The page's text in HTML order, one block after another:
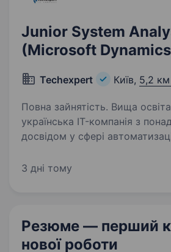
Junior System
(Microsoft
Techexpert Київ, 5,2 км
Повна зайнятість. Вища освіта. TechExpert
українська IT-компанія з
досвідом у сфері
систем та інтеграції бізнесу
3 дні тому
Резюме — перший
нової роботи